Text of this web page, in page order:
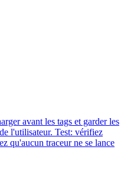
avant les tags et garder les
l'utilisateur. Test: vérifiez
qu'aucun traceur ne se lance